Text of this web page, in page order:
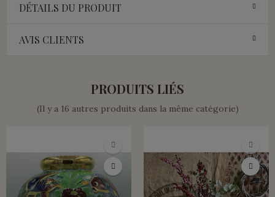
DÉTAILS DU PRODUIT
AVIS CLIENTS
PRODUITS LIÉS
(Il y a 16 autres produits dans la même catégorie)